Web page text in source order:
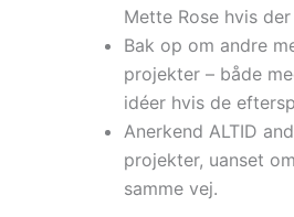
Mette Rose hvis
Bak op om andre
projekter – både
idéer hvis de
Anerkend ALTID
projekter, uanset
samme vej.